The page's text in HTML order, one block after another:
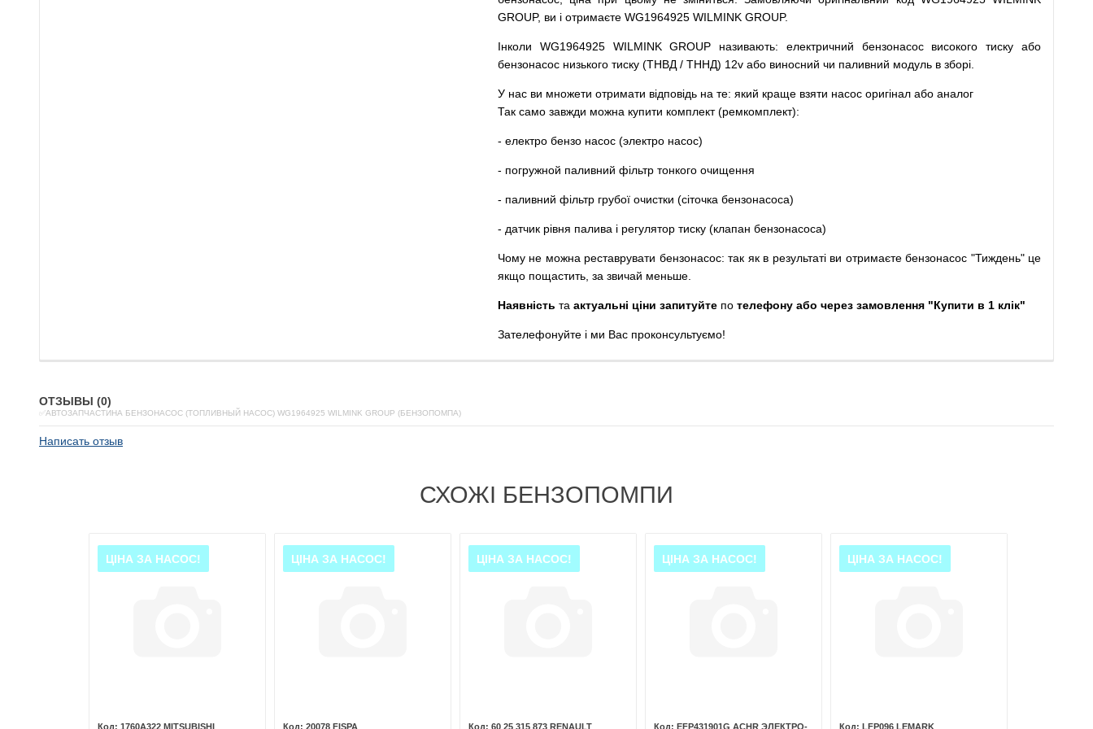
GROUP, ви і отримаєте WG1964925 WILMINK GROUP.
Інколи WG1964925 WILMINK GROUP називають: електричний бензонасос високого тиску
або
бензонасос низького тиску (ТНВД / ТННД) 12v або виносний чи паливний модуль в зборі
У нас ви множети отримати відповідь на те: який краще взяти насос оригінал або аналог
Так само завжди можна купити комплект (ремкомплект):
- електро бензо насос (электро насос)
- погружной паливний фільтр тонкого очищення
- паливний фільтр грубої очистки (сіточка бензонасоса)
- датчик рівня палива і регулятор тиску (клапан бензонасоса)
Чому не можна реставрувати бензонасос: так як в результаті ви отримаєте бензонасос "Тиждень" це
якщо пощастить, за звичай меньше.
Наявність та актуальні ціни запитуйте по телефону або через замовлення "Купити в 1 клік"
Зателефонуйте і ми Вас проконсультуємо!
ОТЗЫВЫ (0)
✅АВТОЗАПЧАСТИНА БЕНЗОНАСОС (ТОПЛИВНЫЙ НАСОС) WG1964925 WILMINK GROUP (БЕНЗОПОМПА)
Написать отзыв
СХОЖІ БЕНЗОПОМПИ
ЦІНА ЗА НАСОС!
1760A322 MITSUBISHI
ЦІНА ЗА НАСОС!
20078 FISPA
ЦІНА ЗА НАСОС!
60 25 315 873 RENAULT
ЦІНА ЗА НАСОС!
EFP431901G ACHR ЭЛЕКТРО-
ЦІНА ЗА НАСОС!
LFP096 LEMARK